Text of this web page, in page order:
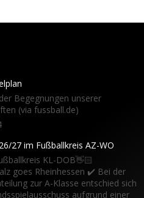
Begegnungen unserer
(via fussball.de)
27 im Fußballkreis AZ-WO
KL-DOB👋🏻
goes Rheinhessen ✔️ Bei der
zur A-Klasse entschied sich
aufgrund einer